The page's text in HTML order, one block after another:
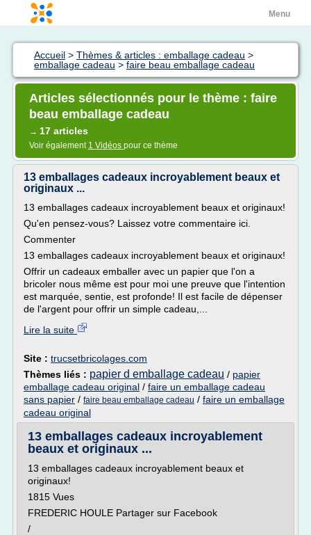
Menu
Accueil > Thèmes & articles : emballage cadeau >
emballage cadeau > faire beau emballage cadeau
Articles sélectionnés pour le thème : faire
beau emballage cadeau
→ 17 articles
Voir également 1 Vidéos pour ce thème
13 emballages cadeaux incroyablement beaux et
originaux ...
13 emballages cadeaux incroyablement beaux et originaux!
Qu'en pensez-vous? Laissez votre commentaire ici.
Commenter
13 emballages cadeaux incroyablement beaux et originaux!
Offrir un cadeaux emballer avec un papier que l'on a
bricoler nous même est pour moi une preuve que l'intention
est marquée, sentie, est profonde! Il est facile de dépenser
de l'argent pour offrir un simple cadeau,...
Lire la suite
Site : trucsetbricolages.com
Thèmes liés : papier d emballage cadeau / papier
emballage cadeau original / faire un emballage cadeau
sans papier / faire beau emballage cadeau / faire un emballage
cadeau original
13 emballages cadeaux incroyablement
beaux et originaux ...
13 emballages cadeaux incroyablement beaux et
originaux!
1815 Vues
FREDERIC HOULE Partager sur Facebook
/